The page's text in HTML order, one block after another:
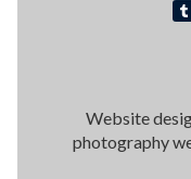
Website
photography